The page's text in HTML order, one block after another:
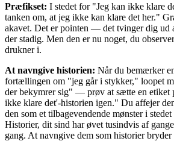
Præfikset: I stedet for "Jeg kan ikke klare
tanken om, at jeg ikke kan klare det her."
akavet. Det er pointen — det tvinger dig ud
der stadig. Men den er nu noget, du
drukner i.
At navngive historien: Når du bemærker
fortællingen om "jeg går i stykker," loopet
der bekymrer sig" — prøv at sætte en etiket
ikke klare det'-historien igen." Du affejer
den som et tilbagevendende mønster i
Historier, dit sind har øvet tusindvis af
gang. At navngive dem som historier